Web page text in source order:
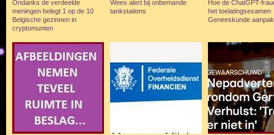
Ondanks de verdeelde
meningen belegt 1 op de 10
Belgische gezinnen in
cryptomunten
Wees alert bij onbemande
tankstations
Hoe de ChatGPT-
het toelatingsexamen
Geneeskunde